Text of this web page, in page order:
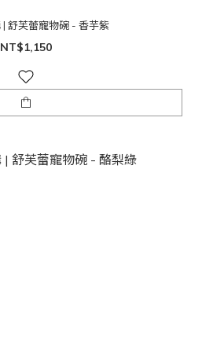
| 張全心 團購 | 舒芙蕾寵物碗 - 香芋紫
NT$1,150